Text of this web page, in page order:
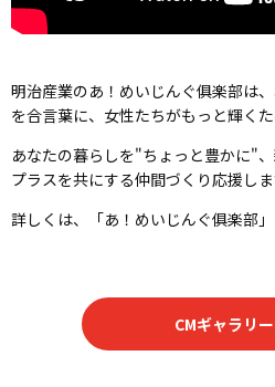
明治産業のあ！めいじんぐ俱楽部は
を合言葉に、女性たちがもっと輝く
あなたの暮らしを"ちょっと豊かに"
プラスを共にする仲間づくり応援しま
詳しくは、「あ！めいじんぐ俱楽部」
CMギャラリ